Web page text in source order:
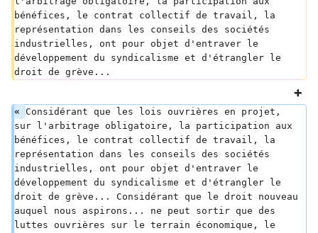
bénéfices, le contrat collectif de travail, la
représentation dans les conseils des sociétés
industrielles, ont pour objet d'entraver le
développement du syndicalisme et d'étrangler le
droit de grève...
« Considérant que les lois ouvrières en projet,
sur l'arbitrage obligatoire, la participation aux
bénéfices, le contrat collectif de travail, la
représentation dans les conseils des sociétés
industrielles, ont pour objet d'entraver le
développement du syndicalisme et d'étrangler le
droit de grève... Considérant que le droit nouveau
auquel nous aspirons... ne peut sortir que des
luttes ouvrières sur le terrain économique, le